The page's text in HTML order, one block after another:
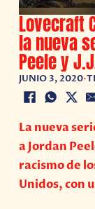
Lovecraft
la nueva
Peele y
JUNIO 3, 2020•
La nueva
a Jordan
racismo de
Unidos, con